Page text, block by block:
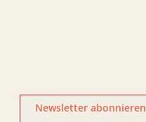
Newsletter abonnieren